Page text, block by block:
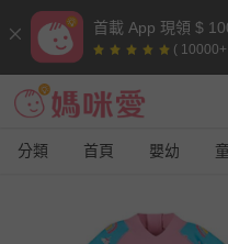
首載 App 現領 $
( 10000+
分類 首頁 嬰幼